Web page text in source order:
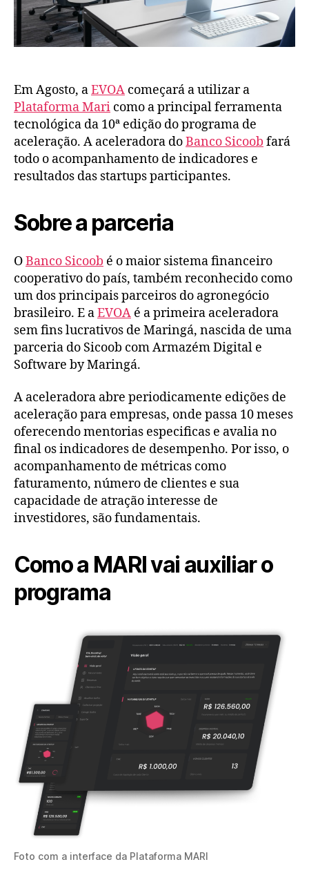
Em Agosto, aEVOA começará a utilizar a
Plataforma Mari como a principal ferramenta
tecnológica da 10ª edição do programa de
aceleração. A aceleradora doBanco Sicoob fará
todo o acompanhamento de indicadores e
resultados das startups participantes.
Sobre a parceria
OBanco Sicoob é o maior sistema financeiro
cooperativo do país, também reconhecido como
um dos principais parceiros do agronegócio
brasileiro. E aEVOA é a primeira aceleradora
sem fins lucrativos de Maringá, nascida de uma
parceria do Sicoob com Armazém Digital e
Software by Maringá.
A aceleradora abre periodicamente edições de
aceleração para empresas, onde passa 10 meses
oferecendo mentorias especificas e avalia no
final os indicadores de desempenho. Por isso, o
acompanhamento de métricas como
faturamento, número de clientes e sua
capacidade de atração interesse de
investidores, são fundamentais.
Como a MARI vai auxiliar o
programa
Foto com a interface da Plataforma MARI